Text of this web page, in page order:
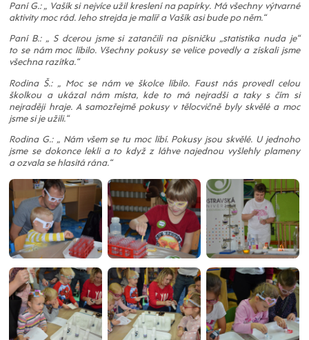
Paní G.: „ Vašík si nejvíce užil kreslení na papírky. Má všechny výtvarné
aktivity moc rád. Jeho strejda je malíř a Vašík asi bude po něm.“
Paní B.: „ S dcerou jsme si zatančili na písničku „statistika nuda je“
to se nám moc líbilo. Všechny pokusy se velice povedly a získali jsme
všechna razítka.“
Rodina Š.: „ Moc se nám ve školce líbilo. Faust nás provedl celou
školkou a ukázal nám místa, kde to má nejradši a taky s čím si
nejraději hraje. A samozřejmě pokusy v tělocvičně byly skvělé a moc
jsme si je užili.“
Rodina G.: „ Nám všem se tu moc líbí. Pokusy jsou skvělé. U jednoho
jsme se dokonce lekli a to když z láhve najednou vyšlehly plameny
a ozvala se hlasitá rána.“